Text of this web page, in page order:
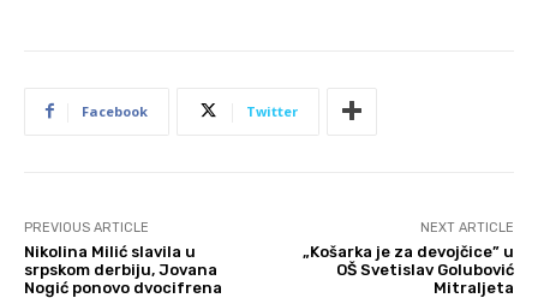
Facebook Twitter
PREVIOUS ARTICLE
Nikolina Milić slavila u
srpskom derbiju, Jovana
Nogić ponovo dvocifrena
NEXT ARTICLE
„Košarka je za devojčice” u
OŠ Svetislav Golubović
Mitraljeta